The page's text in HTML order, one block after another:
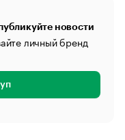
новости
личный бренд